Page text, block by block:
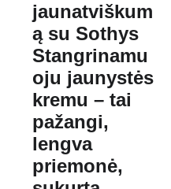
jaunatviškum
ą su Sothys
Stangrinamu
oju jaunystės
kremu – tai
pažangi,
lengva
priemonė,